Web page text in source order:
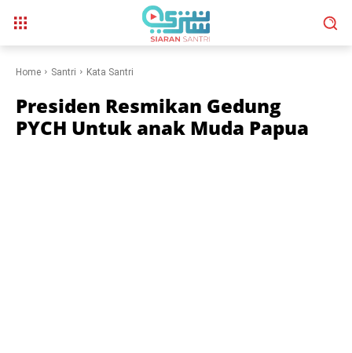
Home Santri Kata Santri
Presiden Resmikan Gedung
PYCH Untuk anak Muda Papua